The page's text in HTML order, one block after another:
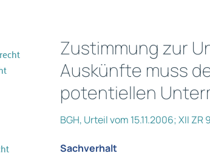
Zustimmung zur
Auskünfte muss
potentiellen
BGH, Urteil vom 15.11.2006; XII ZR
Sachverhalt